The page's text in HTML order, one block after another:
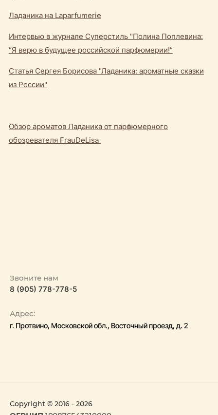
Ладаника на Laparfumerie
Интервью в журнале Суперстиль "Полина Поплевина:
“Я верю в будущее российской парфюмерии!”
Статья Сергея Борисова "Ладаника: ароматные сказки
из России"
Обзор ароматов Ладаника от парфюмерного
обозревателя FrauDeLisa
Звоните нам
8 (905) 778-778-5
Адрес:
г. Протвино, Московской обл., Восточный проезд, д. 2
Copyright © 2016 - 2026